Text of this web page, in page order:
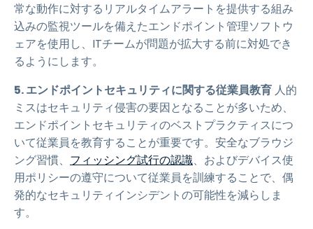
常な動作に対するリアルタイムアラートを提供する組み
込みの監視ツールを備えたエンドポイント管理ソフトウ
ェアを使用し、ITチームが問題が拡大する前に対処でき
るようにします。
5. エンドポイントセキュリティに関する従業員教育 人的
ミスはセキュリティ侵害の要因となることが多いため、
エンドポイントセキュリティのベストプラクティスにつ
いて従業員を教育することが重要です。安全なブラウジ
ング習慣、 フィッシング試行の認識、およびデバイス使
用ポリシーの遵守について従業員を訓練することで、偶
発的なセキュリティインシデントの可能性を減らしま
す。